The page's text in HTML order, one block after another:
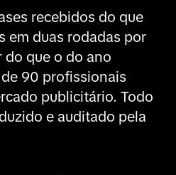
recebidos do que
em duas rodadas por
do que o do ano
90 profissionais
publicitário. Todo
e auditado pela